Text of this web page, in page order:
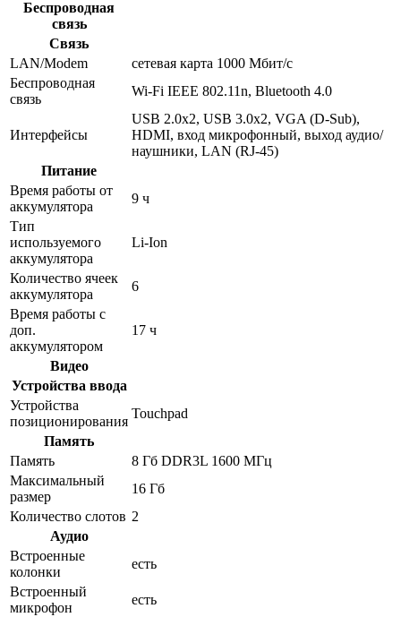
Беспроводная
связь
Связь
LAN/Modem
сетевая карта 1000 Мбит/c
Беспроводная
связь
Wi-Fi IEEE 802.11n, Bluetooth 4.0
Интерфейсы
USB 2.0x2, USB 3.0x2, VGA (D-Sub),
HDMI, вход микрофонный, выход аудио/
наушники, LAN (RJ-45)
Питание
Время работы от
аккумулятора
9 ч
Тип
используемого
аккумулятора
Li-Ion
Количество ячеек
аккумулятора
6
Время работы с
доп.
аккумулятором
17 ч
Видео
Устройства ввода
Устройства
позиционирования
Touchpad
Память
Память
8 Гб DDR3L 1600 МГц
Максимальный
размер
16 Гб
Количество слотов 2
Аудио
Встроенные
колонки
есть
Встроенный
микрофон
есть